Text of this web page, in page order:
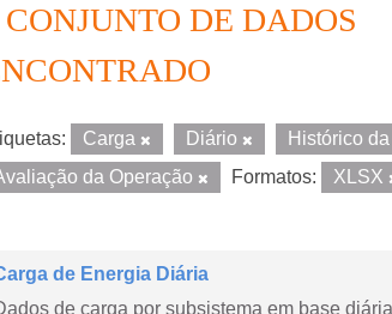
CONJUNTO DE DADOS
Carga Diário Histórico
da Operação
Formatos: XLSX
de Energia Diária
de carga por subsistema em base